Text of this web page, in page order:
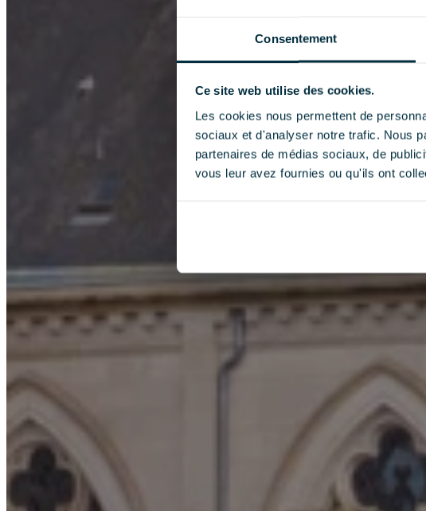
Consentement
Ce site web utilise des cookies.
Les cookies nous permettent de
sociaux et d'analyser notre trafic. Nous
partenaires de médias sociaux, de
vous leur avez fournies ou qu'ils ont